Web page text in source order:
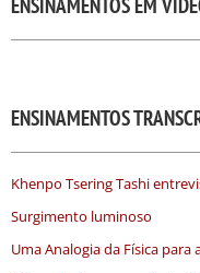
ENSINAMENTOS EM
ENSINAMENTOS
Khenpo Tsering Tashi
Surgimento luminoso
Uma Analogia da Física